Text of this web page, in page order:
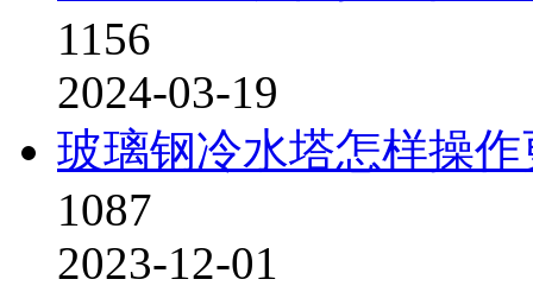
1156
2024-03-19
玻璃钢冷水塔怎样操
1087
2023-12-01